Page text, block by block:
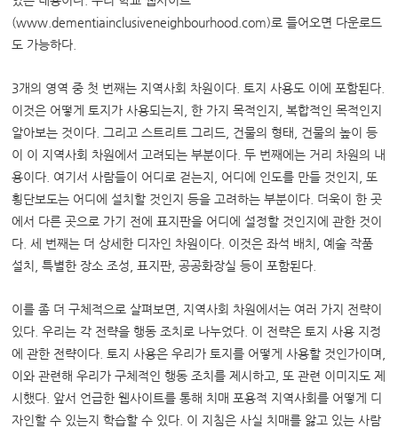
(www.dementiainclusiveneighbourhood.com)로 들어오면 다운로드
도 가능하다.
3개의 영역 중 첫 번째는 지역사회 차원이다. 토지 사용도 이에 포함된다.
이것은 어떻게 토지가 사용되는지, 한 가지 목적인지, 복합적인 목적인지
알아보는 것이다. 그리고 스트리트 그리드, 건물의 형태, 건물의 높이 등
이 이 지역사회 차원에서 고려되는 부분이다. 두 번째에는 거리 차원의 내
용이다. 여기서 사람들이 어디로 걷는지, 어디에 인도를 만들 것인지, 또
횡단보도는 어디에 설치할 것인지 등을 고려하는 부분이다. 더욱이 한 곳
에서 다른 곳으로 가기 전에 표지판을 어디에 설정할 것인지에 관한 것이
다. 세 번째는 더 상세한 디자인 차원이다. 이것은 좌석 배치, 예술 작품
설치, 특별한 장소 조성, 표지판, 공공화장실 등이 포함된다.
이를 좀 더 구체적으로 살펴보면, 지역사회 차원에서는 여러 가지 전략이
있다. 우리는 각 전략을 행동 조치로 나누었다. 이 전략은 토지 사용 지정
에 관한 전략이다. 토지 사용은 우리가 토지를 어떻게 사용할 것인가이며,
이와 관련해 우리가 구체적인 행동 조치를 제시하고, 또 관련 이미지도 제
시했다. 앞서 언급한 웹사이트를 통해 치매 포용적 지역사회를 어떻게 디
자인할 수 있는지 학습할 수 있다. 이 지침은 사실 치매를 앓고 있는 사람